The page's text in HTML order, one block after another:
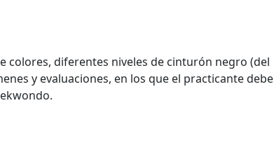
colores, diferentes niveles de cinturón negro (del
y evaluaciones, en los que el practicante debe